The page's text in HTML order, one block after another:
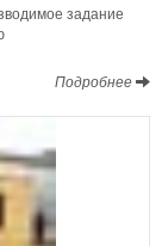
задание
Подробнее